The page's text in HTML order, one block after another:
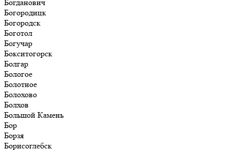
Богданович
Богородицк
Богородск
Боготол
Богучар
Бокситогорск
Болгар
Бологое
Болотное
Болохово
Болхов
Большой Камень
Бор
Борзя
Борисоглебск